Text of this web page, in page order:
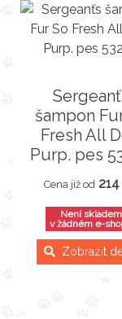
šampon
Fresh All
Purp. pes
Cena již od
Není skladem
v žádném e-
Zobrazit